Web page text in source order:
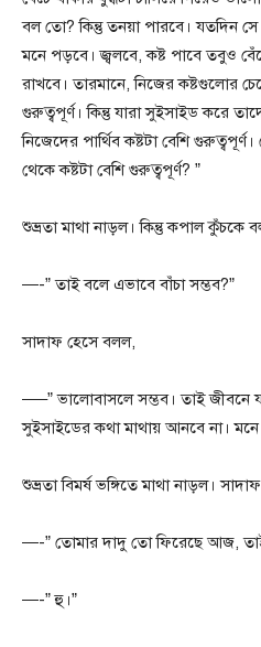
বল তো? কিন্তু তনয়া পারবে। যতদিন
মনে পড়বে। জ্বলবে, কষ্ট পাবে তবুও
রাখবে। তারমানে, নিজের কষ্টগুলোর
গুরুত্বপূর্ণ। কিন্তু যারা সুইসাইড করে
নিজেদের পার্থিব কষ্টটা বেশি
থেকে কষ্টটা বেশি গুরুত্বপূর্ণ? ”
শুভ্রতা মাথা নাড়ল। কিন্তু কপাল কুঁচকে
—-” তাই বলে এভাবে বাঁচা সম্ভব?”
সাদাফ হেসে বলল,
—–” ভালোবাসলে সম্ভব। তাই জীবনে
সুইসাইডের কথা মাথায় আনবে না। মনে
শুভ্রতা বিমর্ষ ভঙ্গিতে মাথা নাড়ল।
—-” তোমার দাদু তো ফিরেছে আজ,
—-” হু।”